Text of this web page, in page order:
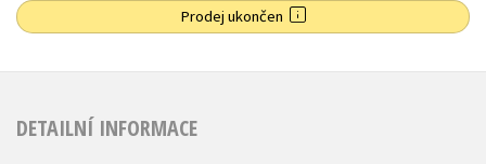
Prodej ukončen
DETAILNÍ INFORMACE